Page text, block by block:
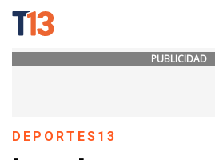
PUBLICIDAD
DEPORTES13